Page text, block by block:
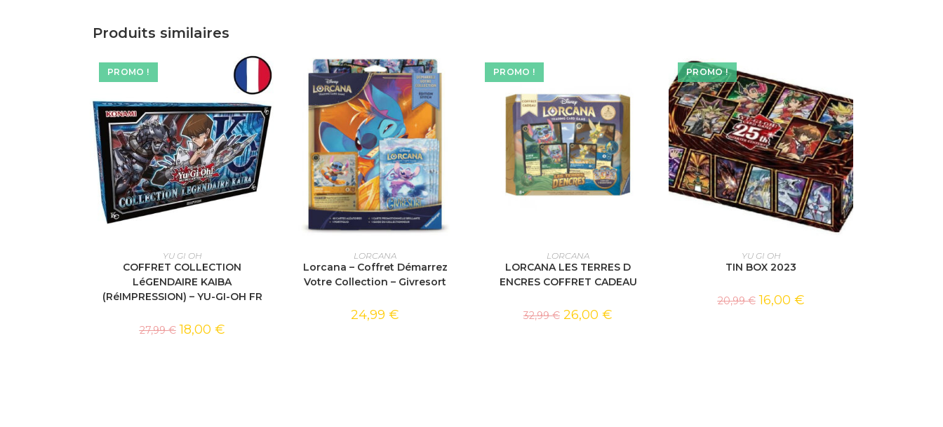
Produits similaires
PROMO !
AJOUTER AU PANIER
YU GI OH
COFFRET COLLECTION
LéGENDAIRE KAIBA
(RéIMPRESSION) – YU-GI-OH FR
27,99€ 18,00 €
AJOUTER AU PANIER
LORCANA
Lorcana – Coffret Démarrez
Votre Collection – Givresort
24,99 €
PROMO !
AJOUTER AU PANIER
LORCANA
LORCANA LES TERRES D
ENCRES COFFRET CADEAU
32,99€ 26,00 €
PROMO !
AJOUTER AU PANIER
YU GI OH
TIN BOX 2023
20,99€ 16,00 €